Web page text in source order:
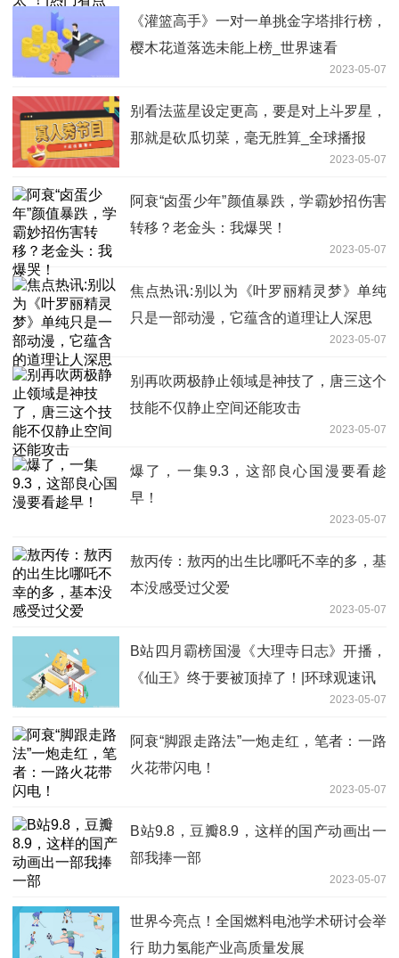
《灌篮高手》一对一单挑金字塔排行榜，
樱木花道落选未能上榜_世界速看
2023-05-07
别看法蓝星设定更高，要是对上斗罗星，
那就是砍瓜切菜，毫无胜算_全球播报
2023-05-07
阿衰“卤蛋少年”颜值暴跌，学霸妙招伤害
转移？老金头：我爆哭！
2023-05-07
焦点热讯:别以为《叶罗丽精灵梦》单纯
只是一部动漫，它蕴含的道理让人深思
2023-05-07
别再吹两极静止领域是神技了，唐三这个
技能不仅静止空间还能攻击
2023-05-07
爆了，一集9.3，这部良心国漫要看趁
早！
2023-05-07
敖丙传：敖丙的出生比哪吒不幸的多，基
本没感受过父爱
2023-05-07
B站四月霸榜国漫《大理寺日志》开播，
《仙王》终于要被顶掉了！|环球观速讯
2023-05-07
阿衰“脚跟走路法”一炮走红，笔者：一路
火花带闪电！
2023-05-07
B站9.8，豆瓣8.9，这样的国产动画出一
部我捧一部
2023-05-07
世界今亮点！全国燃料电池学术研讨会举
行 助力氢能产业高质量发展